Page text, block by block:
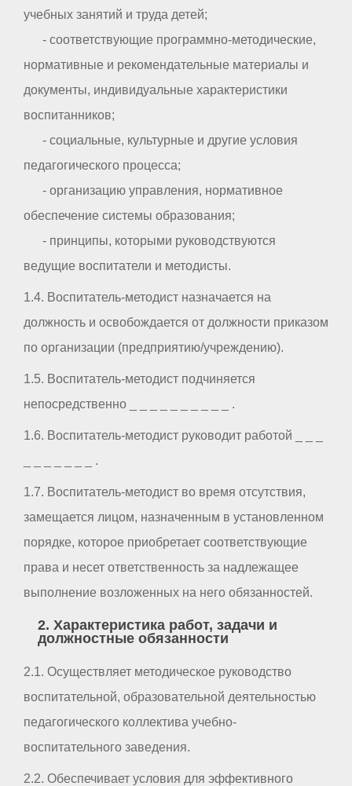
учебных занятий и труда детей;
- соответствующие программно-методические,
нормативные и рекомендательные материалы и
документы, индивидуальные характеристики
воспитанников;
- социальные, культурные и другие условия
педагогического процесса;
- организацию управления, нормативное
обеспечение системы образования;
- принципы, которыми руководствуются
ведущие воспитатели и методисты.
1.4. Воспитатель-методист назначается на
должность и освобождается от должности приказом
по организации (предприятию/учреждению).
1.5. Воспитатель-методист подчиняется
непосредственно _ _ _ _ _ _ _ _ _ _ .
1.6. Воспитатель-методист руководит работой _ _ _
_ _ _ _ _ _ _ .
1.7. Воспитатель-методист во время отсутствия,
замещается лицом, назначенным в установленном
порядке, которое приобретает соответствующие
права и несет ответственность за надлежащее
выполнение возложенных на него обязанностей.
2. Характеристика работ, задачи и
должностные обязанности
2.1. Осуществляет методическое руководство
воспитательной, образовательной деятельностью
педагогического коллектива учебно-
воспитательного заведения.
2.2. Обеспечивает условия для эффективного